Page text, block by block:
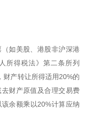
如美股、港股非沪深港
所得税法》第二条所列
财产转让所得适用20%的
财产原值及合理交易费
余额乘以20%计算应纳